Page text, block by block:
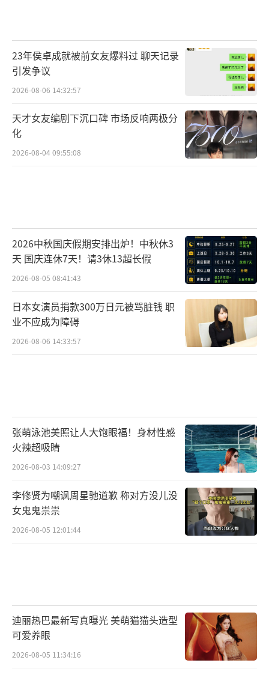
23年侯卓成就被前女友爆料过 聊天记录
引发争议
2026-08-06 14:32:57
天才女友编剧下沉口碑 市场反响两极分
化
2026-08-04 09:55:08
2026中秋国庆假期安排出炉！中秋休3
天 国庆连休7天！请3休13超长假
2026-08-05 08:41:43
日本女演员捐款300万日元被骂脏钱 职
业不应成为障碍
2026-08-06 14:33:57
张萌泳池美照让人大饱眼福！身材性感
火辣超吸睛
2026-08-03 14:09:27
李修贤为嘲讽周星驰道歉 称对方没儿没
女鬼鬼祟祟
2026-08-05 12:01:44
迪丽热巴最新写真曝光 美萌猫猫头造型
可爱养眼
2026-08-05 11:34:16